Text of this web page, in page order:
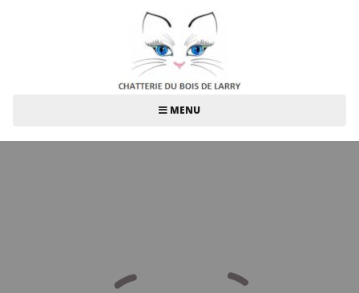
MENU